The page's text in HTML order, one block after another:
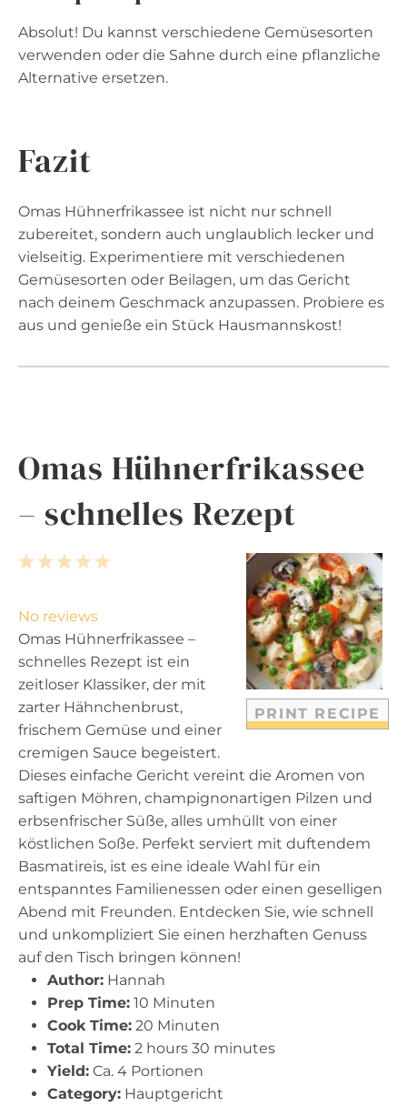
Absolut! Du kannst verschiedene Gemüsesorten
verwenden oder die Sahne durch eine pflanzliche
Alternative ersetzen.
Fazit
Omas Hühnerfrikassee ist nicht nur schnell
zubereitet, sondern auch unglaublich lecker und
vielseitig. Experimentiere mit verschiedenen
Gemüsesorten oder Beilagen, um das Gericht
nach deinem Geschmack anzupassen. Probiere es
aus und genieße ein Stück Hausmannskost!
Omas Hühnerfrikassee
– schnelles Rezept
PRINT RECIPE
5
a
r
s
4
t
a
r
s
3
t
a
r
s
2
t
a
r
s
1
t
a
r
No reviews
Omas Hühnerfrikassee –
schnelles Rezept ist ein
zeitloser Klassiker, der mit
zarter Hähnchenbrust,
frischem Gemüse und einer
cremigen Sauce begeistert.
Dieses einfache Gericht vereint die Aromen von
saftigen Möhren, champignonartigen Pilzen und
erbsenfrischer Süße, alles umhüllt von einer
köstlichen Soße. Perfekt serviert mit duftendem
Basmatireis, ist es eine ideale Wahl für ein
entspanntes Familienessen oder einen geselligen
Abend mit Freunden. Entdecken Sie, wie schnell
und unkompliziert Sie einen herzhaften Genuss
auf den Tisch bringen können!
Author: Hannah
Prep Time: 10 Minuten
Cook Time: 20 Minuten
Total Time: 2 hours 30 minutes
Yield: Ca. 4 Portionen
Category: Hauptgericht